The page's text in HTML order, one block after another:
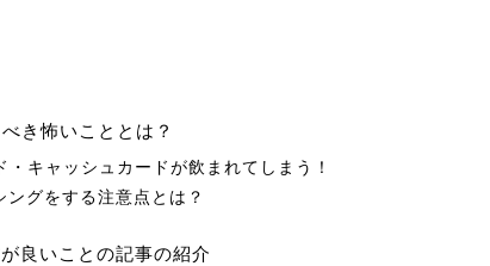
き怖いこととは？
キャッシュカードが飲まれてしまう！
グをする注意点とは？
良いことの記事の紹介